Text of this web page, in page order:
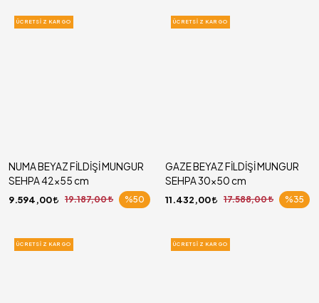
ÜCRETSIZ KARGO
NUMA BEYAZ FİLDİŞİ MUNGUR
SEHPA 42x55 cm
9.594,00 19.187,00 %50
ÜCRETSIZ KARGO
GAZE BEYAZ FİLDİŞİ MUNGUR
SEHPA 30x50 cm
11.432,00 17.588,00 %35
ÜCRETSIZ KARGO ÜCRETSIZ KARGO